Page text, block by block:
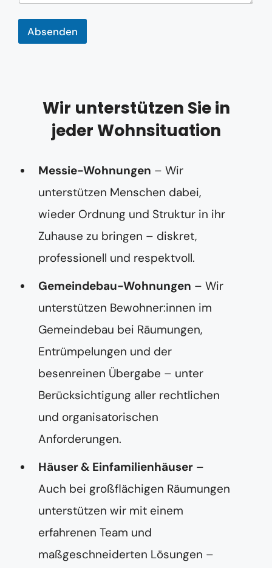
s
s
N
Absenden
Wir unterstützen Sie in
jeder Wohnsituation
Messie-Wohnungen – Wir
unterstützen Menschen dabei,
wieder Ordnung und Struktur in ihr
Zuhause zu bringen – diskret,
professionell und respektvoll.
Gemeindebau-Wohnungen – Wir
unterstützen Bewohner:innen im
Gemeindebau bei Räumungen,
Entrümpelungen und der
besenreinen Übergabe – unter
Berücksichtigung aller rechtlichen
und organisatorischen
Anforderungen.
Häuser & Einfamilienhäuser –
Auch bei großflächigen Räumungen
unterstützen wir mit einem
erfahrenen Team und
maßgeschneiderten Lösungen –